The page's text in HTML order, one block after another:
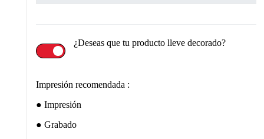
¿Deseas que tu producto lleve decorado?
Impresión recomendada :
Impresión
Grabado